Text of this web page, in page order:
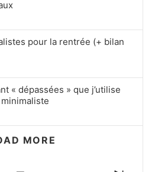
pour la rentrée (+ bilan
« dépassées » que j’utilise
MORE